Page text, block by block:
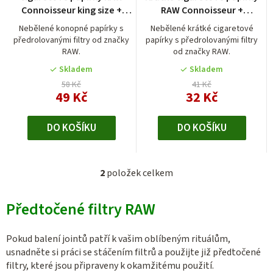
u
Connoisseur king size +
předrolované filtry
Nebělené konopné papírky s
předrolovanými filtry od značky
RAW.
Skladem
58 Kč
49 Kč
DO KOŠÍKU
RAW Connoisseur +
předrolované filtry
Nebělené krátké cigaretové
papírky s předrolovanými filtry
od značky RAW.
produktu
je
5,0
z
5
hvězdiček.
Skladem
41 Kč
32 Kč
DO KOŠÍKU
O
l
d
a
c
2položek celkem
Předtočené filtry RAW
Pokud balení jointů patří k vašim oblíbeným rituálům,
usnadněte si práci se stáčením filtrů a použijte již předtočené
filtry, které jsou připraveny k okamžitému použití.